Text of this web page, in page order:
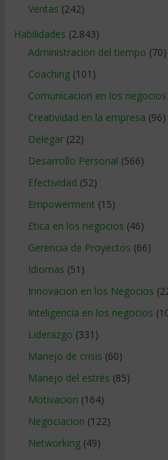
Ventas (242)
Habilidades (2.843)
Administracion del tiempo (70)
Coaching(101)
Comunicacion en los negocios
Creatividad en la empresa (96)
Delegar(22)
Desarrollo Personal (566)
Efectividad (52)
Empowerment (15)
Etica en los negocios (46)
Gerencia de Proyectos (66)
Idiomas (51)
Innovacion en los Negocios
Inteligencia en los negocios
Liderazgo (331)
Manejo de crisis (60)
Manejo del estrés (85)
Motivacion (164)
Negociacion (122)
Networking(49)